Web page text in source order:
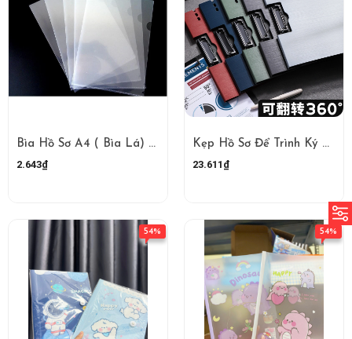
Bìa Hồ Sơ A4 ( Bìa Lá) RCBHS3515
2.643₫
Kẹp Hồ Sơ Để Trình Ký Bằng Plastic RC2954
23.611₫
54% 54%